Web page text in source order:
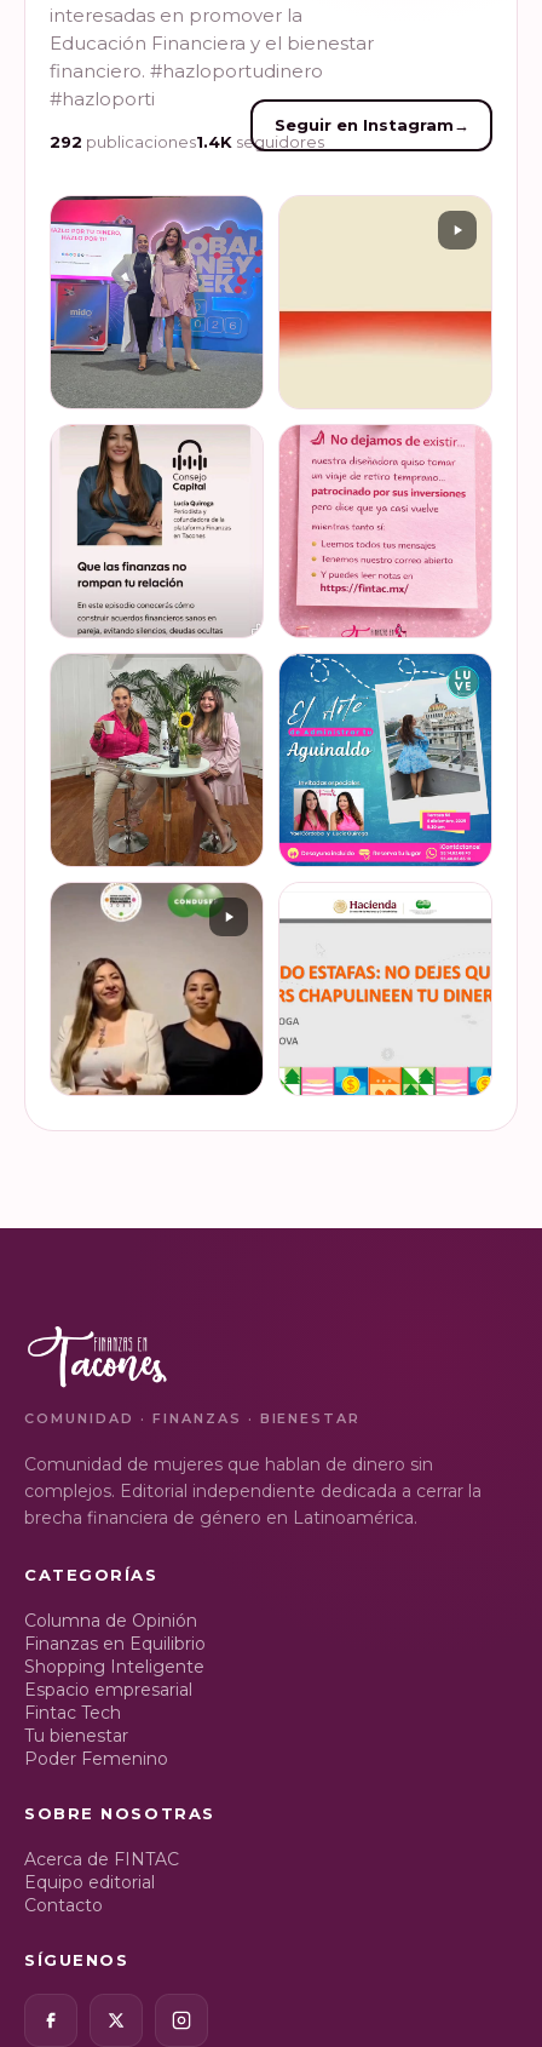
interesadas en promover la
Educación Financiera y el bienestar
financiero. #hazloportudinero
#hazloporti
292 publicaciones1.4K seguidores
Seguir en Instagram→
Felices de haber sido
invitadas, por cuarto año
consecutivo, a participar en
la Global Money Week, una
iniciativa que impulsa la
educación f…
VER EN
INSTAGRAM
Del 17 al 22 de marzo se
lleva a cabo la Global
Money Week 2026 (Semana
Mundial del Dinero).
Finanzas en Tacones
somos parte de esta
Jornada…
VER EN
INSTAGRAM
@lucyquiroga tuvo la
oportunidad de conversar
con la gran Ilana Sod, en el
#podcast Consejo Capital
de @scotiabankmx Gracias
por la invitac…
VER EN
INSTAGRAM
Prometemos que no
desaparecimos… solo
estamos reorganizando
todo (y esperando a que el
diseñador vuelva del retiro
😅). No estamos publicand…
VER EN
INSTAGRAM
De cuando te toca ser la
entrevistada. Un placer
platicar con Esther Luiselli
de tus finanzas en la serie
de "Mu…
VER EN
INSTAGRAM
¿Quieres conocer cuál es la
mejor forma de gestionar
ese dinero extra de fin de
ahorro o aguinaldo, es un
dinero…
VER EN
INSTAGRAM
de la Semana Nacional de
que los hackers
COMUNIDAD · FINANZAS · BIENESTAR
Comunidad de mujeres que hablan de dinero sin
complejos. Editorial independiente dedicada a cerrar la
brecha financiera de género en Latinoamérica.
CATEGORÍAS
Columna de Opinión
Finanzas en Equilibrio
Shopping Inteligente
Espacio empresarial
Fintac Tech
Tu bienestar
Poder Femenino
SOBRE NOSOTRAS
Acerca de FINTAC
Equipo editorial
Contacto
SÍGUENOS